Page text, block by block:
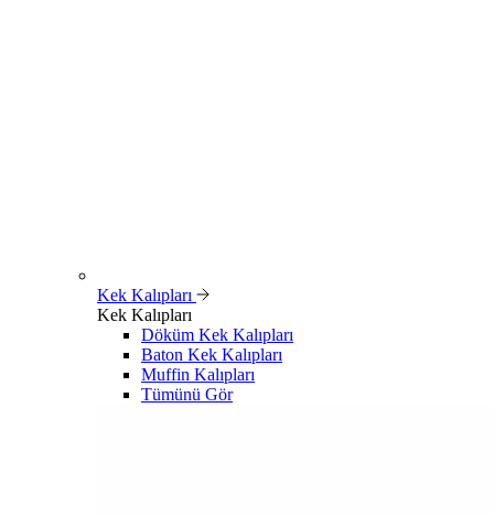
Kek Kalıpları
Kek Kalıpları
Döküm Kek Kalıpları
Baton Kek Kalıpları
Muffin Kalıpları
Tümünü Gör